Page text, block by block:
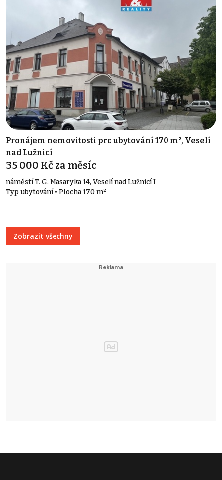
Pronájem nemovitosti pro ubytování 170 m², Veselí
nad Lužnicí
35 000 Kč za měsíc
náměstí T. G. Masaryka 14, Veselí nad Lužnicí I
Typ ubytování • Plocha 170 m²
Zobrazit všechny